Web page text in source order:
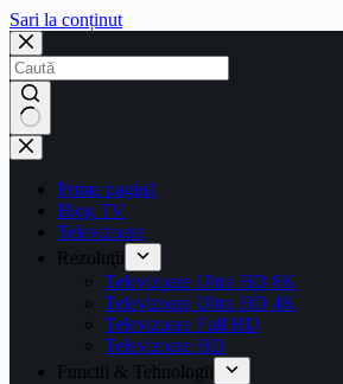
Sari la conținut
Prima pagină
Blog TV
Televizoare
Rezoluţii
Televizoare Ultra HD 8K
Televizoare Ultra HD 4K
Televizoare Full HD
Televizoare HD
Functii & Tehnologii